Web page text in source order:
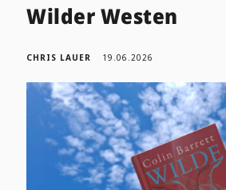
Wilder Westen
CHRIS LAUER 19.06.2026